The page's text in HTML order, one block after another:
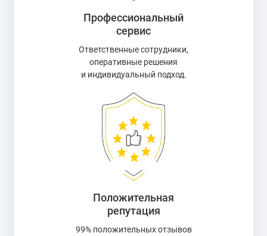
Профессиональный
сервис
Ответственные сотрудники,
оперативные решения
и индивидуальный подход.
Положительная
репутация
99% положительных отзывов